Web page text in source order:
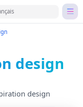
design
design